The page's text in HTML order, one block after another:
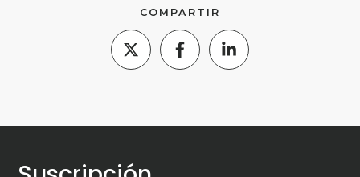
COMPARTIR